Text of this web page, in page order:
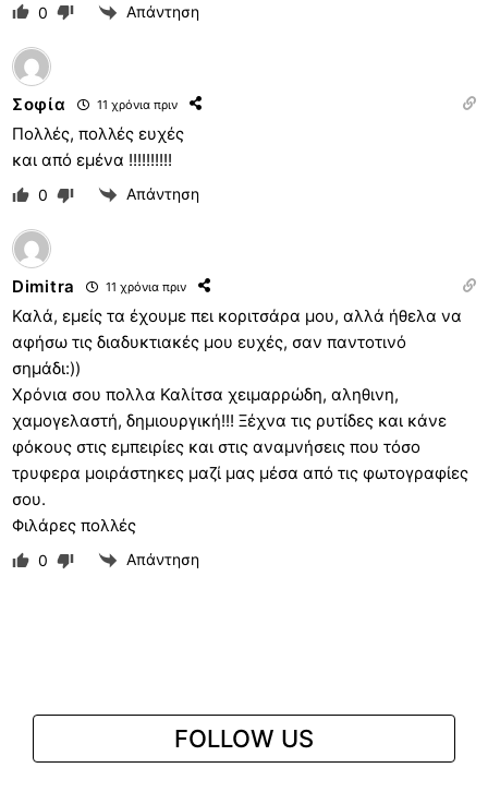
0 Απάντηση
Σοφία 11 χρόνια πριν
Πολλές, πολλές ευχές
και από εμένα !!!!!!!!!!
0 Απάντηση
Dimitra 11 χρόνια πριν
Καλά, εμείς τα έχουμε πει κοριτσάρα μου, αλλά ήθελα να
αφήσω τις διαδυκτιακές μου ευχές, σαν παντοτινό
σημάδι:))
Χρόνια σου πολλα Καλίτσα χειμαρρώδη, αληθινη,
χαμογελαστή, δημιουργική!!! Ξέχνα τις ρυτίδες και κάνε
φόκους στις εμπειρίες και στις αναμνήσεις που τόσο
τρυφερα μοιράστηκες μαζί μας μέσα από τις φωτογραφίες
σου.
Φιλάρες πολλές
0 Απάντηση
FOLLOW US